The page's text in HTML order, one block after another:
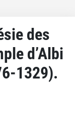
des
d’Albi
1329).